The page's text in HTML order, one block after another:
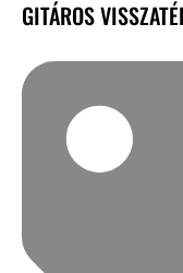
GITÁROS